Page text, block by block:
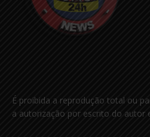
É proibida a reprodução total ou
a autorização por escrito do autor